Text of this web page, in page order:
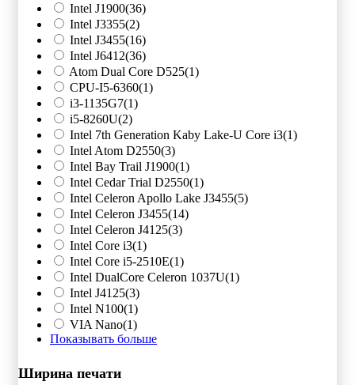
Intel J1900(36)
Intel J3355(2)
Intel J3455(16)
Intel J6412(36)
Atom Dual Core D525(1)
CPU-I5-6360(1)
i3-1135G7(1)
i5-8260U(2)
Intel 7th Generation Kaby Lake-U Core i3(1)
Intel Atom D2550(3)
Intel Bay Trail J1900(1)
Intel Cedar Trial D2550(1)
Intel Celeron Apollo Lake J3455(5)
Intel Celeron J3455(14)
Intel Celeron J4125(3)
Intel Core i3(1)
Intel Core i5-2510E(1)
Intel DualCore Celeron 1037U(1)
Intel J4125(3)
Intel N100(1)
VIA Nano(1)
Показывать больше
Ширина печати